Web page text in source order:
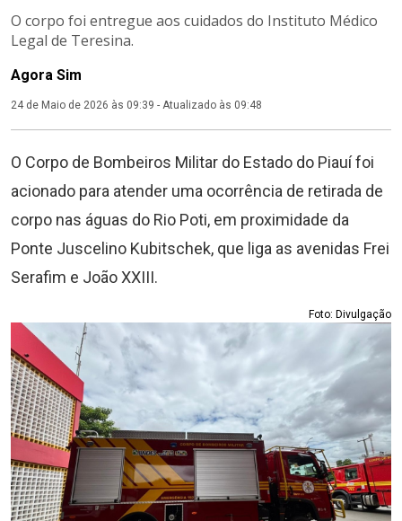
O corpo foi entregue aos cuidados do Instituto Médico
Legal de Teresina.
Agora Sim
24 de Maio de 2026 às 09:39 - Atualizado às 09:48
O Corpo de Bombeiros Militar do Estado do Piauí foi
acionado para atender uma ocorrência de retirada de
corpo nas águas do Rio Poti, em proximidade da
Ponte Juscelino Kubitschek, que liga as avenidas Frei
Serafim e João XXIII.
Foto: Divulgação